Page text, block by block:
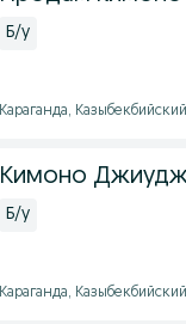
Б/у
Караганда,
Кимоно
Б/у
Караганда,